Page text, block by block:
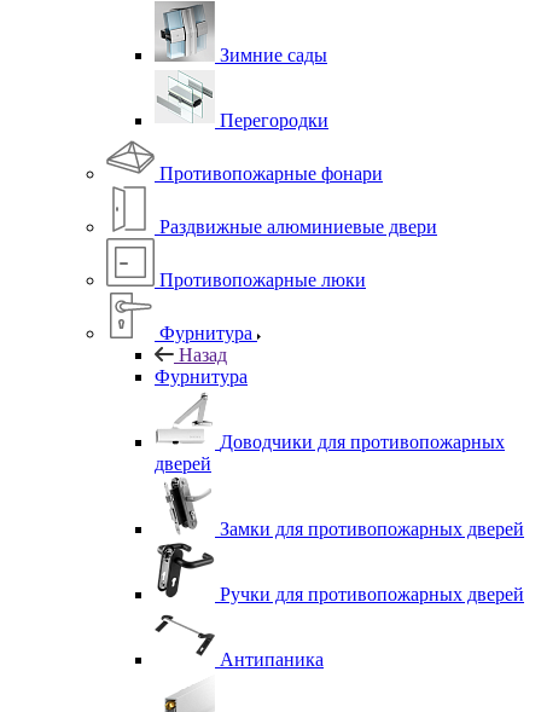
Зимние сады
Перегородки
Противопожарные фонари
Раздвижные алюминиевые двери
Противопожарные люки
Фурнитура
Назад
Фурнитура
Доводчики для противопожарных
дверей
Замки для противопожарных дверей
Ручки для противопожарных дверей
Антипаника